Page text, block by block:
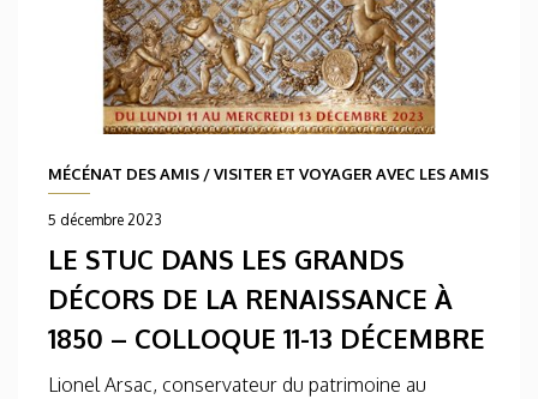
MÉCÉNAT DES AMIS /VISITER ET VOYAGER AVEC LES AMIS
5 décembre 2023
LE STUC DANS LES GRANDS
DÉCORS DE LA RENAISSANCE À
1850 – COLLOQUE 11-13 DÉCEMBRE
Lionel Arsac, conservateur du patrimoine au